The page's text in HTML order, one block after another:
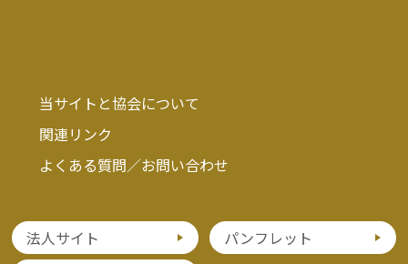
当サイトと協会について
関連リンク
よくある質問／お問い合わせ
法人サイト
パンフレット